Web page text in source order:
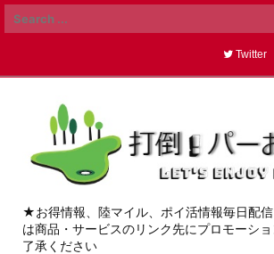
Twitter
★お得情報、陸マイル、ポイ活情報毎日
は商品・サービスのリンク先にプロモーシ
了承ください